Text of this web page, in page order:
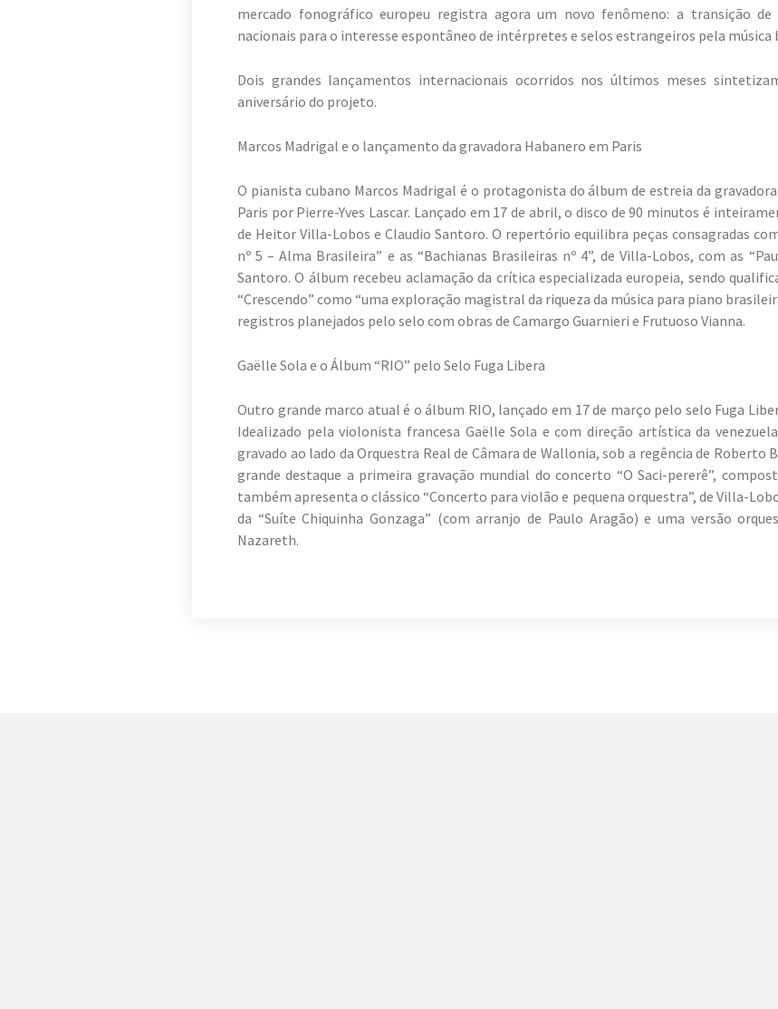
mercado fonográfico europeu registra agora um novo fenômeno: a transição de
nacionais para o interesse espontâneo de intérpretes e selos estrangeiros pela música
Dois grandes lançamentos internacionais ocorridos nos últimos meses
aniversário do projeto.
Marcos Madrigal e o lançamento da gravadora Habanero em Paris
O pianista cubano Marcos Madrigal é o protagonista do álbum de estreia da
Paris por Pierre-Yves Lascar. Lançado em 17 de abril, o disco de 90 minutos é
de Heitor Villa-Lobos e Claudio Santoro. O repertório equilibra peças consagradas
nº 5 – Alma Brasileira” e as “Bachianas Brasileiras nº 4”, de Villa-Lobos, com as
Santoro. O álbum recebeu aclamação da crítica especializada europeia, sendo
“Crescendo” como “uma exploração magistral da riqueza da música para piano
registros planejados pelo selo com obras de Camargo Guarnieri e Frutuoso Vianna.
Gaëlle Sola e o Álbum “RIO” pelo Selo Fuga Libera
Outro grande marco atual é o álbum RIO, lançado em 17 de março pelo selo Fuga
Idealizado pela violonista francesa Gaëlle Sola e com direção artística da
gravado ao lado da Orquestra Real de Câmara de Wallonia, sob a regência de Roberto
grande destaque a primeira gravação mundial do concerto “O Saci-pererê”,
também apresenta o clássico “Concerto para violão e pequena orquestra”, de Villa-
da “Suíte Chiquinha Gonzaga” (com arranjo de Paulo Aragão) e uma versão
Nazareth.